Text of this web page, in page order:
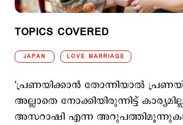
TOPICS COVERED
JAPAN LOVE MARRIAGE
'പ്രണയിക്കാന്‍ തോന്നിയാല്‍
അല്ലാതെ നോക്കിയിരുന്നിട്ട്
അസറാഷി എന്ന